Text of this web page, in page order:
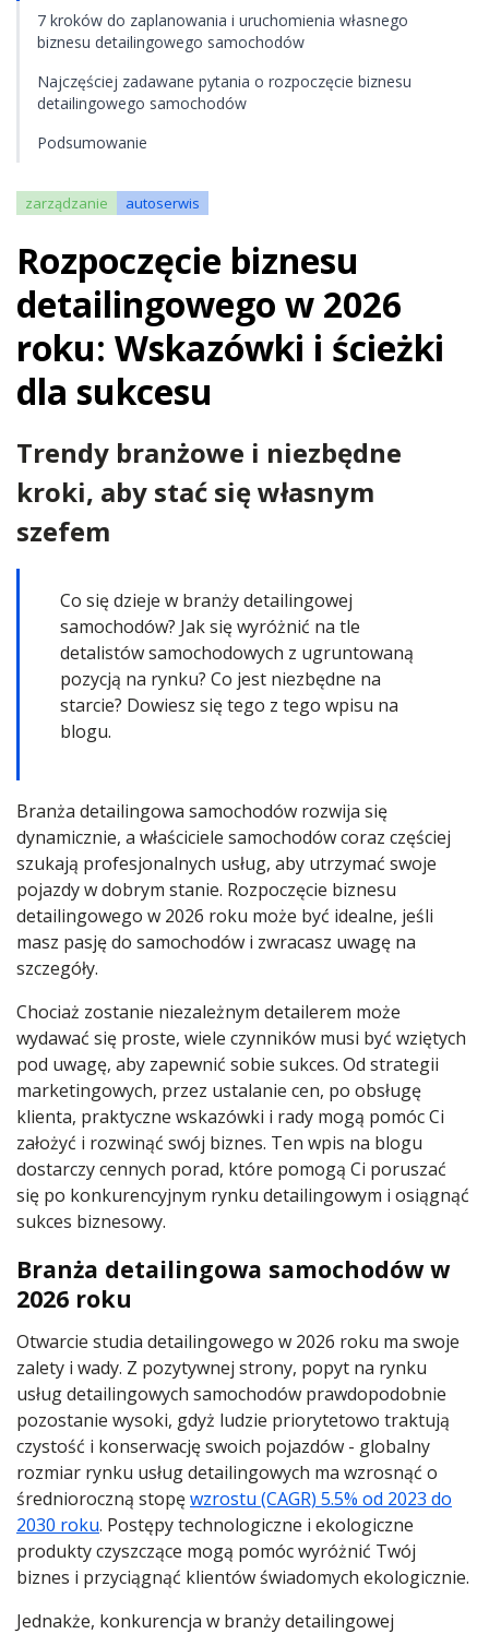
7 kroków do zaplanowania i uruchomienia własnego
biznesu detailingowego samochodów
Najczęściej zadawane pytania o rozpoczęcie biznesu
detailingowego samochodów
Podsumowanie
zarządzanie autoserwis
Rozpoczęcie biznesu
detailingowego w 2026
roku: Wskazówki i ścieżki
dla sukcesu
Trendy branżowe i niezbędne
kroki, aby stać się własnym
szefem
Co się dzieje w branży detailingowej
samochodów? Jak się wyróżnić na tle
detalistów samochodowych z ugruntowaną
pozycją na rynku? Co jest niezbędne na
starcie? Dowiesz się tego z tego wpisu na
blogu.
Branża detailingowa samochodów rozwija się
dynamicznie, a właściciele samochodów coraz częściej
szukają profesjonalnych usług, aby utrzymać swoje
pojazdy w dobrym stanie. Rozpoczęcie biznesu
detailingowego w 2026 roku może być idealne, jeśli
masz pasję do samochodów i zwracasz uwagę na
szczegóły.
Chociaż zostanie niezależnym detailerem może
wydawać się proste, wiele czynników musi być wziętych
pod uwagę, aby zapewnić sobie sukces. Od strategii
marketingowych, przez ustalanie cen, po obsługę
klienta, praktyczne wskazówki i rady mogą pomóc Ci
założyć i rozwinąć swój biznes. Ten wpis na blogu
dostarczy cennych porad, które pomogą Ci poruszać
się po konkurencyjnym rynku detailingowym i osiągnąć
sukces biznesowy.
Branża detailingowa samochodów w
2026 roku
Otwarcie studia detailingowego w 2026 roku ma swoje
zalety i wady. Z pozytywnej strony, popyt na rynku
usług detailingowych samochodów prawdopodobnie
pozostanie wysoki, gdyż ludzie priorytetowo traktują
czystość i konserwację swoich pojazdów - globalny
rozmiar rynku usług detailingowych ma wzrosnąć o
średnioroczną stopęwzrostu (CAGR) 5.5% od 2023 do
2030 roku. Postępy technologiczne i ekologiczne
produkty czyszczące mogą pomóc wyróżnić Twój
biznes i przyciągnąć klientów świadomych ekologicznie.
Jednakże, konkurencja w branży detailingowej